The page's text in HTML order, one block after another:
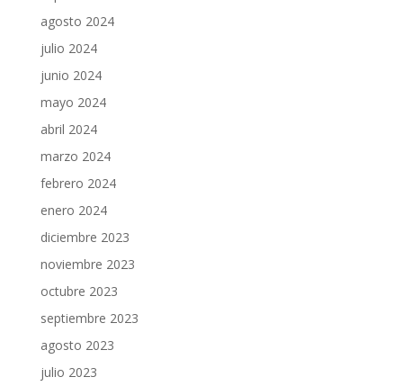
agosto 2024
julio 2024
junio 2024
mayo 2024
abril 2024
marzo 2024
febrero 2024
enero 2024
diciembre 2023
noviembre 2023
octubre 2023
septiembre 2023
agosto 2023
julio 2023